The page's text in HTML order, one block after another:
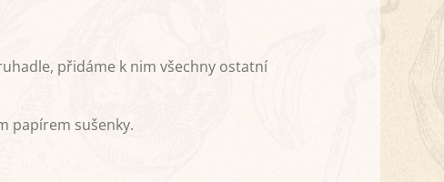
přidáme k nim všechny ostatní
papírem sušenky.